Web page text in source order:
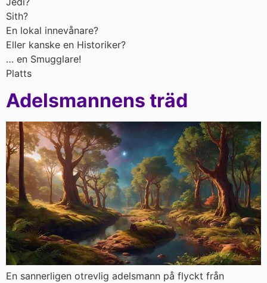
Sith?
En lokal innevånare?
Eller kanske en Historiker?
… en Smugglare!
Platts
Adelsmannens träd
En sannerligen otrevlig adelsmann på flyckt från